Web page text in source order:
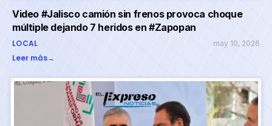
Video #Jalisco camión sin frenos provoca choque
múltiple dejando 7 heridos en #Zapopan
LOCAL may 10, 2026
Leer más→